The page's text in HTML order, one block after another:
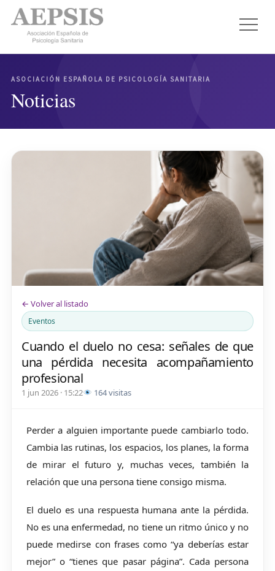
ASOCIACIÓN ESPAÑOLA DE PSICOLOGÍA SANITARIA
Noticias
← Volver al listado
Eventos
Cuando el duelo no cesa: señales de que
una pérdida necesita acompañamiento
profesional
1 jun 2026 · 15:22 164 visitas
Perder a alguien importante puede cambiarlo todo.
Cambia las rutinas, los espacios, los planes, la forma
de mirar el futuro y, muchas veces, también la
relación que una persona tiene consigo misma.
El duelo es una respuesta humana ante la pérdida.
No es una enfermedad, no tiene un ritmo único y no
puede medirse con frases como “ya deberías estar
mejor” o “tienes que pasar página”. Cada persona